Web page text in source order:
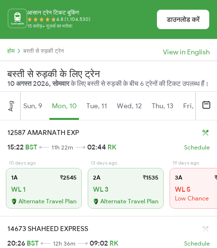
आसान ट्रेन टिकट बुकिंग
4.8 (1,104,530)
15 करोड़+ यूज़र्स का भरोसा
डाउनलोड करें
होम बस्ती से रुड़की ट्रेन View in English
बस्ती से रुड़की के लिए ट्रेन
10 अगस्त 2026, सोमवारके लिए बस्ती से रुड़की के बीच 6 ट्रेनों की टिकट उपलब्ध हैं।
Aug Sun, 9 Mon, 10 Tue, 11 Wed, 12 Thu, 13 Fri, 14
12587 AMARNATH EXP
15:22 BST 11h 22m 02:44 RK Schedule
10 days ago
1A ₹2545
WL 1
Alternate Travel Plan
13 days ago
2A ₹1535
WL 3
Alternate Travel Plan
19 days ago
3A
WL 5
Low Chance
14673 SHAHEED EXPRESS
20:26 BST 12h 36m 09:02 RK Schedule